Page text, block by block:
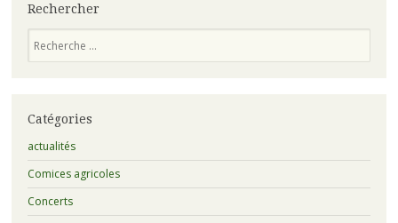
Rechercher
Catégories
actualités
Comices agricoles
Concerts